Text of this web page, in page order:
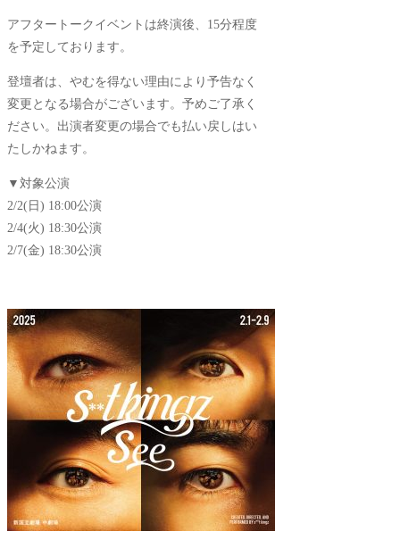
アフタートークイベントは終演後、15分程度
を予定しております。
登壇者は、やむを得ない理由により予告なく
変更となる場合がございます。予めご了承く
ださい。出演者変更の場合でも払い戻しはい
たしかねます。
▼対象公演
2/2(日) 18:00公演
2/4(火) 18:30公演
2/7(金) 18:30公演